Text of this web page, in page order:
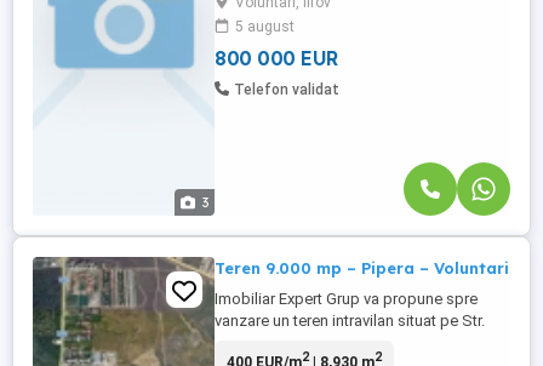
3
pt investitie
5 august
800 000 EUR
Telefon validat
Teren 9.000 mp – Pipera – Voluntari
Imobiliar Expert Grup va propune spre
vanzare un teren intravilan situat pe Str.
400 EUR/m2| 8,930 m2